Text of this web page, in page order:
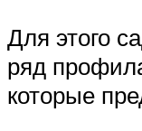
Для этого
ряд
которые